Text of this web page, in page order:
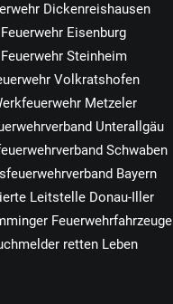
Dickenreishausen
Feuerwehr Eisenburg
Feuerwehr Steinheim
Volkratshofen
Metzeler
Unterallgäu
Schwaben
Bayern
Leitstelle Donau-Iller
Feuerwehrfahrzeuge
retten Leben